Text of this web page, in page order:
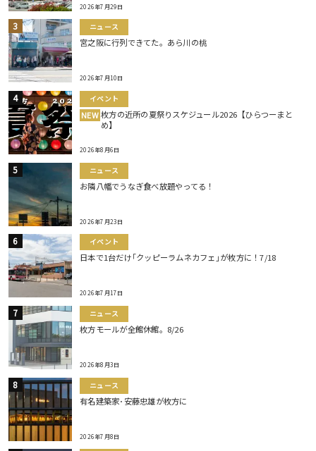
2026年7月29日
ニュース
宮之阪に行列できてた。あら川の桃
2026年7月10日
イベント
NEW 枚方の近所の夏祭りスケジュール2026【ひらつーまと
め】
2026年8月6日
ニュース
お隣八幡でうなぎ食べ放題やってる！
2026年7月23日
イベント
日本で1台だけ｢クッピーラムネカフェ｣が枚方に！7/18
2026年7月17日
ニュース
枚方モールが全館休館。8/26
2026年8月3日
ニュース
有名建築家･安藤忠雄が枚方に
2026年7月8日